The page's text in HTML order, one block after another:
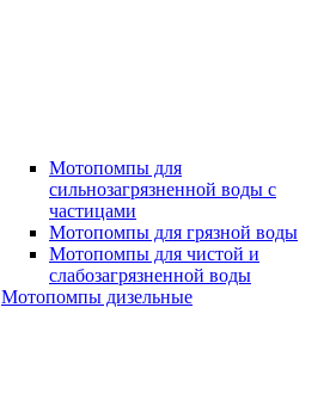
Мотопомпы для
сильнозагрязненной воды с
частицами
Мотопомпы для грязной воды
Мотопомпы для чистой и
слабозагрязненной воды
Мотопомпы дизельные